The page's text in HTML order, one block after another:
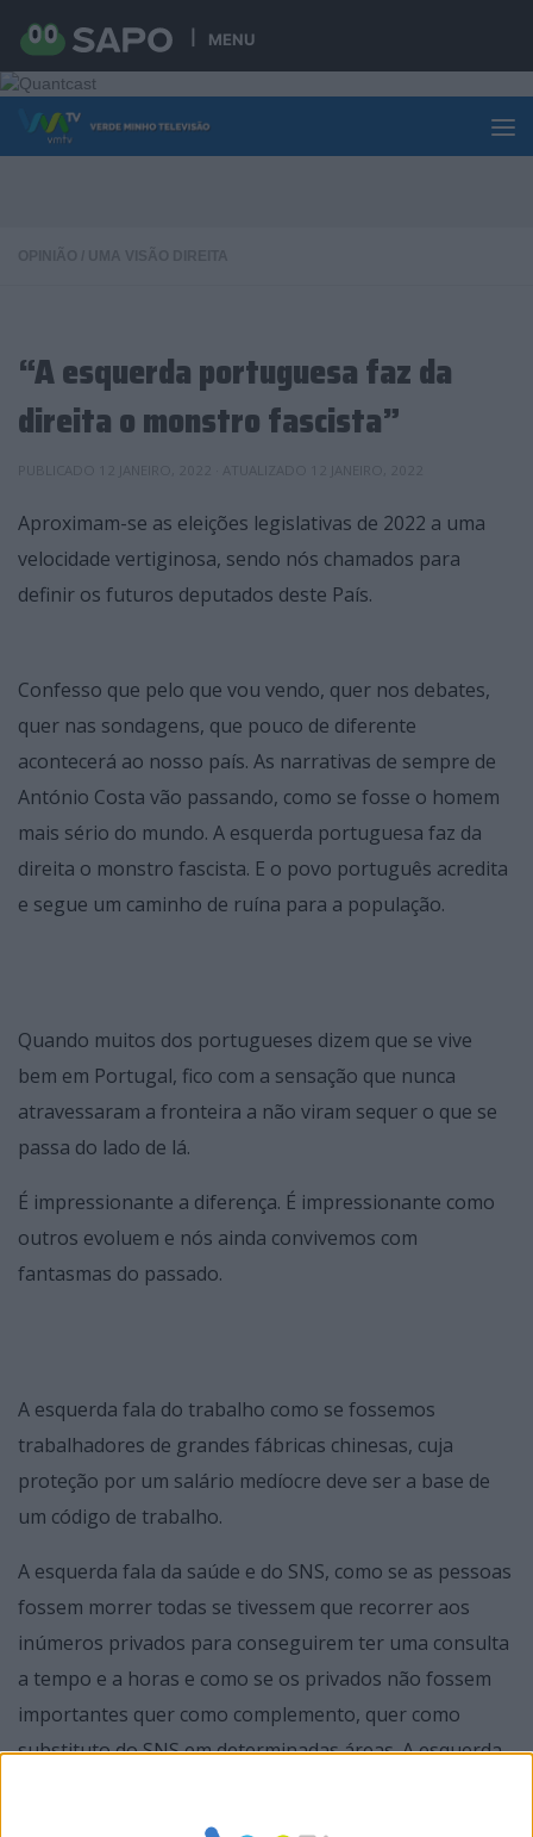
MENU
Skip to content
“A esquerda portuguesa faz da
direita o monstro fascista”
Aproximam-se as eleições legislativas de 2022 a uma
velocidade vertiginosa, sendo nós chamados para
definir os futuros deputados deste País.
Confesso que pelo que vou vendo, quer nos debates,
quer nas sondagens, que pouco de diferente
acontecerá ao nosso país. As narrativas de sempre de
António Costa vão passando, como se fosse o homem
mais sério do mundo. A esquerda portuguesa faz da
direita o monstro fascista. E o povo português acredita
e segue um caminho de ruína para a população.
Quando muitos dos portugueses dizem que se vive
bem em Portugal, fico com a sensação que nunca
atravessaram a fronteira a não viram sequer o que se
passa do lado de lá.
É impressionante a diferença. É impressionante como
outros evoluem e nós ainda convivemos com
fantasmas do passado.
A esquerda fala do trabalho como se fossemos
trabalhadores de grandes fábricas chinesas, cuja
proteção por um salário medíocre deve ser a base de
um código de trabalho.
A esquerda fala da saúde e do SNS, como se as pessoas
fossem morrer todas se tivessem que recorrer aos
inúmeros privados para conseguirem ter uma consulta
a tempo e a horas e como se os privados não fossem
importantes quer como complemento, quer como
substituto do SNS em determinadas áreas. A esquerda
que os portugueses tenham medo de perder cirurgias